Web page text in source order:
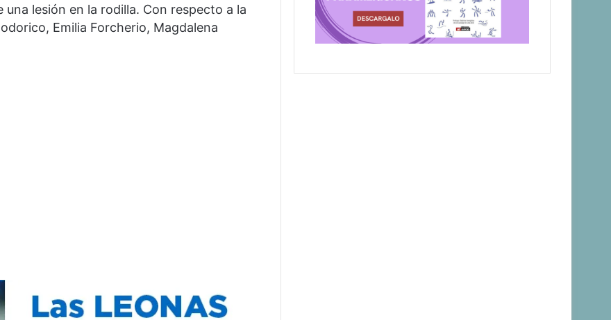
lesión en la rodilla. Con respecto a la
Emilia Forcherio, Magdalena